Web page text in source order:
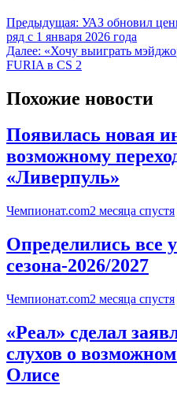
Предыдущая: УАЗ обновил
ряд с 1 января 2026 года
Далее: «Хочу выиграть
FURIA в CS 2
Похожие новости
Появилась новая
возможному
«Ливерпуль»
Чемпионат.com2 месяца спустя
Определились все
сезона-2026/2027
Чемпионат.com2 месяца спустя
«Реал» сделал
слухов о
Олисе